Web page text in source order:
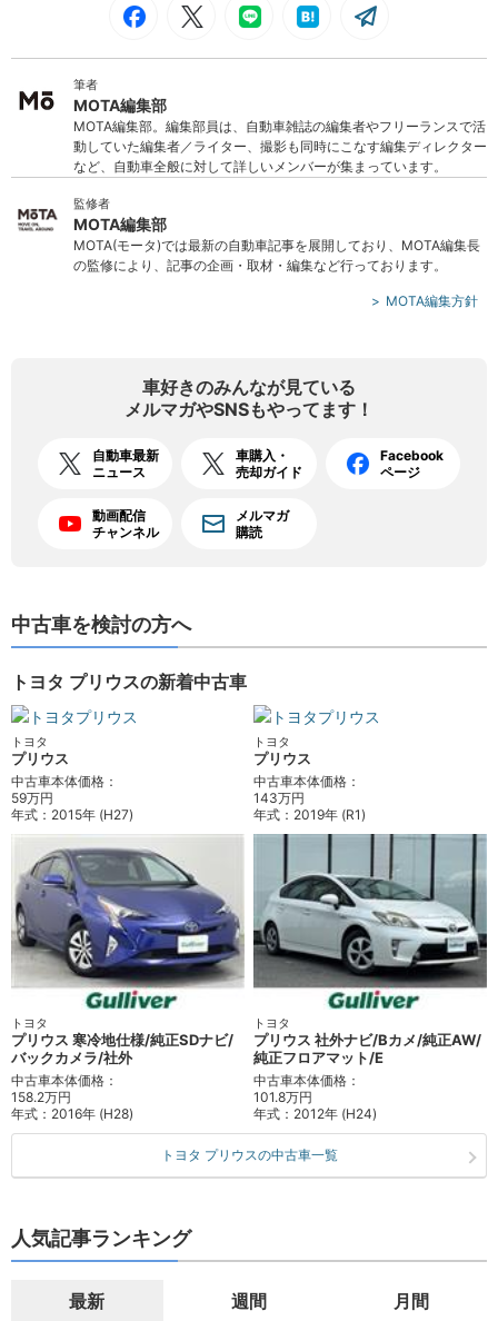
筆者
MOTA編集部
MOTA編集部。編集部員は、自動車雑誌の編集者やフリーランスで活
動していた編集者／ライター、撮影も同時にこなす編集ディレクター
など、自動車全般に対して詳しいメンバーが集まっています。
監修者
MOTA編集部
MOTA(モータ)では最新の自動車記事を展開しており、MOTA編集長
の監修により、記事の企画・取材・編集など行っております。
MOTA編集方針
車好きのみんなが見ている
メルマガやSNSもやってます！
自動車最新
ニュース
車購入・
売却ガイド
Facebook
ページ
動画配信
チャンネル
メルマガ
購読
中古車を検討の方へ
トヨタ プリウスの新着中古車
トヨタ
プリウス
中古車本体価格：
59万円
年式： 2015年 (H27)
トヨタ
プリウス
中古車本体価格：
143万円
年式： 2019年 (R1)
トヨタ
プリウス 寒冷地仕様/純正SDナビ/
バックカメラ/社外
中古車本体価格：
158.2万円
年式： 2016年 (H28)
トヨタ
プリウス 社外ナビ/Bカメ/純正AW/
純正フロアマット/E
中古車本体価格：
101.8万円
年式： 2012年 (H24)
トヨタ プリウスの中古車一覧
人気記事ランキング
最新 週間 月間